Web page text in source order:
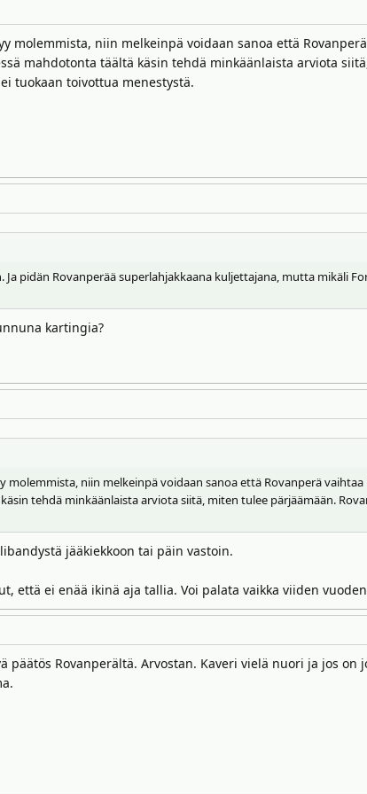
molemmista, niin melkeinpä voidaan sanoa että
mahdotonta täältä käsin tehdä minkäänlaista arviota
tuokaan toivottua menestystä.
pidän Rovanperää superlahjakkaana kuljettajana, mutta mikäli
kartingia?
niin melkeinpä voidaan sanoa että Rovanperä
tehdä minkäänlaista arviota siitä, miten tulee pärjäämään.
jääkiekkoon tai päin vastoin.
että ei enää ikinä aja tallia. Voi palata vaikka viiden
päätös Rovanperältä. Arvostan. Kaveri vielä nuori ja jos